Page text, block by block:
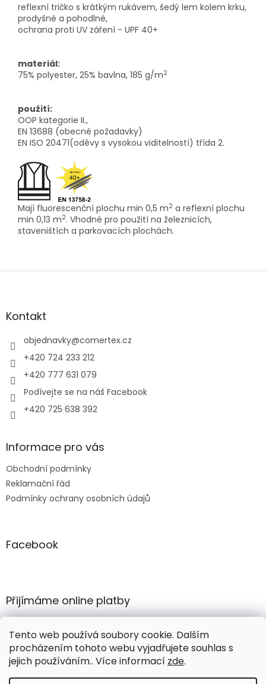
Tento web používá soubory cookie. Dalším
procházením tohoto webu vyjadřujete souhlas s
jejich používáním.. Více informací zde.
reflexní tričko s krátkým rukávem, šedý lem kolem krku,
prodyšné a pohodlné,
ochrana proti UV záření - UPF 40+
materiál:
75% polyester, 25% bavlna, 185 g/m2
použití:
OOP kategorie II.,
EN 13688 (obecné požadavky)
EN ISO 20471(oděvy s vysokou viditelností) třída 2.
Mají fluorescenční plochu min 0,5 m2 a reflexní plochu
min 0,13 m2. Vhodné pro použití na železnicích,
staveništích a parkovacích plochách.
Z
aKontakt
objednavky@comertex.cz
+420 724 233 212
+420 777 631 079
Podívejte se na náš Facebook
+420 725 638 392
Informace pro vás
Obchodní podmínky
Reklamační řád
Podmínky ochrany osobních údajů
Facebook
Přijímáme online platby